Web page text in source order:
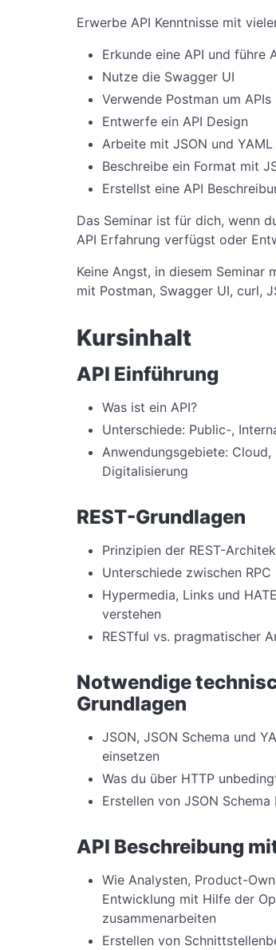
Erwerbe API Kenntnisse mit
Erkunde eine API und führe
Nutze die Swagger UI
Verwende Postman um
Entwerfe ein API Design
Arbeite mit JSON und YAML
Beschreibe ein Format mit
Erstellst eine API
Das Seminar ist für dich, wenn
API Erfahrung verfügst oder
Keine Angst, in diesem
mit Postman, Swagger UI, curl,
Kursinhalt
API Einführung
Was ist ein API?
Unterschiede: Public-,
Anwendungsgebiete:
Digitalisierung
REST-Grundlagen
Prinzipien der REST-
Unterschiede zwischen RPC
Hypermedia, Links und
verstehen
RESTful vs. pragmatischer
Notwendige
Grundlagen
JSON, JSON Schema und
einsetzen
Was du über HTTP
Erstellen von JSON Schema
API Beschreibung
Wie Analysten, Product-
Entwicklung mit Hilfe der
zusammenarbeiten
Erstellen von